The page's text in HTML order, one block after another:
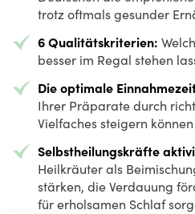
trotz oftmals gesunder
6 Qualitätskriterien:
besser im Regal stehen
Die optimale
Ihrer Präparate durch
Vielfaches steigern können
Selbstheilungskräfte
Heilkräuter als
stärken, die Verdauung
für erholsamen Schlaf